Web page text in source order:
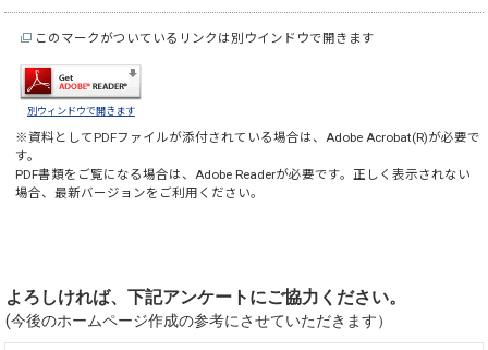
このマークがついているリンクは別ウインドウで開きます
別ウィンドウで開きます
※資料としてPDFファイルが添付されている場合は、 Adobe Acrobat(R)が必要で
す。
PDF書類をご覧になる場合は、 Adobe Readerが必要です。正しく表示されない
場合、最新バージョンをご利用ください。